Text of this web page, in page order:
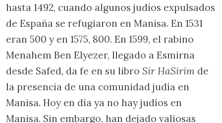
hasta 1492, cuando algunos judíos expulsados
de España se refugiaron en Manisa. En 1531
eran 500 y en 1575, 800. En 1599, el rabino
Menahem Ben Elyezer, llegado a Esmirna
desde Safed, da fe en su libro Sir HaSirim de
la presencia de una comunidad judía en
Manisa. Hoy en día ya no hay judíos en
Manisa. Sin embargo, han dejado valiosas